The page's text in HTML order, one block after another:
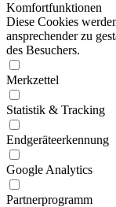
Komfortfunktionen
Diese Cookies
ansprechender zu
des Besuchers.
Merkzettel
Statistik & Tracking
Endgeräteerkennung
Google Analytics
Partnerprogramm